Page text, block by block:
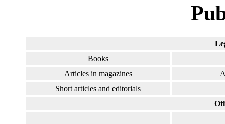
Books
Articles in magazines
Short articles and editorials